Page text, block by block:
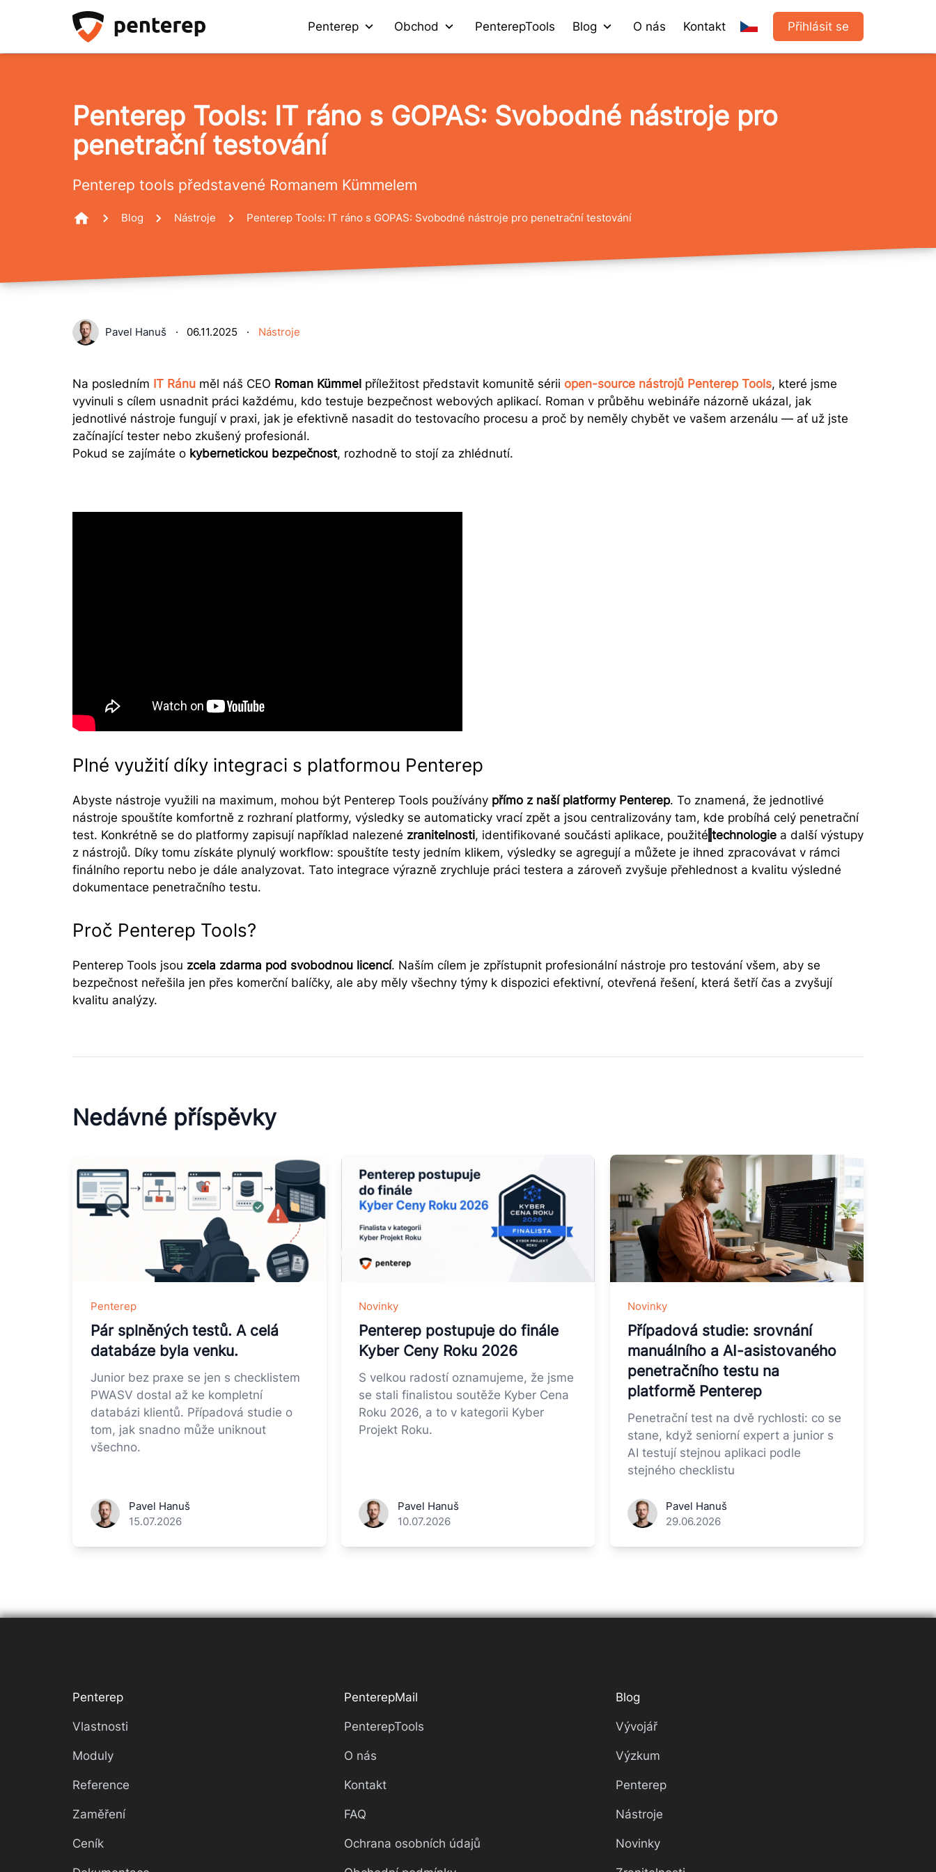
Penterep Obchod PenterepTools Blog O nás Kontakt Přihlásit se
Penterep Tools: IT ráno s GOPAS: Svobodné nástroje pro
penetrační testování
Penterep tools představené Romanem Kümmelem
Blog Nástroje Penterep Tools: IT ráno s GOPAS: Svobodné nástroje pro penetrační testování
Pavel Hanuš · 06.11.2025 · Nástroje
Na posledním IT Ránu měl náš CEO Roman Kümmel příležitost představit komunitě sérii open-source nástrojů Penterep Tools, které jsme
vyvinuli s cílem usnadnit práci každému, kdo testuje bezpečnost webových aplikací. Roman v průběhu webináře názorně ukázal, jak
jednotlivé nástroje fungují v praxi, jak je efektivně nasadit do testovacího procesu a proč by neměly chybět ve vašem arzenálu — ať už jste
začínající tester nebo zkušený profesionál.
Pokud se zajímáte o kybernetickou bezpečnost, rozhodně to stojí za zhlédnutí.
Plné využití díky integraci s platformou Penterep
Abyste nástroje využili na maximum, mohou být Penterep Tools používány přímo z naší platformy Penterep. To znamená, že jednotlivé
nástroje spouštíte komfortně z rozhraní platformy, výsledky se automaticky vrací zpět a jsou centralizovány tam, kde probíhá celý penetrační
test. Konkrétně se do platformy zapisují například nalezené zranitelnosti, identifikované součásti aplikace, použité technologie a další výstupy
z nástrojů. Díky tomu získáte plynulý workflow: spouštíte testy jedním klikem, výsledky se agregují a můžete je ihned zpracovávat v rámci
finálního reportu nebo je dále analyzovat. Tato integrace výrazně zrychluje práci testera a zároveň zvyšuje přehlednost a kvalitu výsledné
dokumentace penetračního testu.
Proč Penterep Tools?
Penterep Tools jsou zcela zdarma pod svobodnou licencí. Naším cílem je zpřístupnit profesionální nástroje pro testování všem, aby se
bezpečnost neřešila jen přes komerční balíčky, ale aby měly všechny týmy k dispozici efektivní, otevřená řešení, která šetří čas a zvyšují
kvalitu analýzy.
Nedávné příspěvky
Penterep
Pár splněných testů. A celá
databáze byla venku.
Junior bez praxe se jen s checklistem
PWASV dostal až ke kompletní
databázi klientů. Případová studie o
tom, jak snadno může uniknout
všechno.
Pavel Hanuš
15.07.2026
Novinky
Penterep postupuje do finále
Kyber Ceny Roku 2026
S velkou radostí oznamujeme, že jsme
se stali finalistou soutěže Kyber Cena
Roku 2026, a to v kategorii Kyber
Projekt Roku.
Pavel Hanuš
10.07.2026
Novinky
Případová studie: srovnání
manuálního a AI-asistovaného
penetračního testu na
platformě Penterep
Penetrační test na dvě rychlosti: co se
stane, když seniorní expert a junior s
AI testují stejnou aplikaci podle
stejného checklistu
Pavel Hanuš
29.06.2026
Penterep
Vlastnosti
Moduly
Reference
Zaměření
Ceník
PenterepMail
PenterepTools
O nás
Kontakt
FAQ
Ochrana osobních údajů
Blog
Vývojář
Výzkum
Penterep
Nástroje
Novinky